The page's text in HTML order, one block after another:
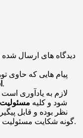
دیدگاه های ارسال
پیام هایی که حاوی
باشد منتشر نخواهد شد.
لازم به یادآوری
شود و کلیه
نظر بوده و قابل
گونه شکایت مسئولیت بر عهده شخص نظر دهنده خواهد بود.